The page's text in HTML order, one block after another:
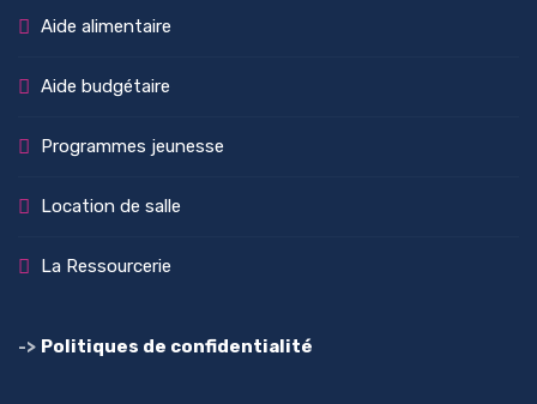
Aide alimentaire
Aide budgétaire
Programmes jeunesse
Location de salle
La Ressourcerie
-> Politiques de confidentialité